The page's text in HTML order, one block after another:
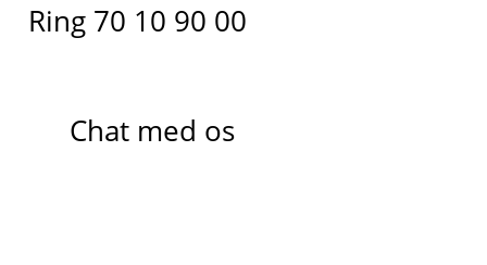
Ring 70 10 90 00
Chat med os